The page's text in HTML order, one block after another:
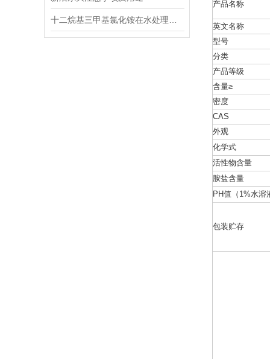
产品名称
英文名称
型号
分类
产品等级
含量≥
密度
CAS
外观
化学式
活性物含量
胺盐含量
PH值（1%水溶
包装贮存